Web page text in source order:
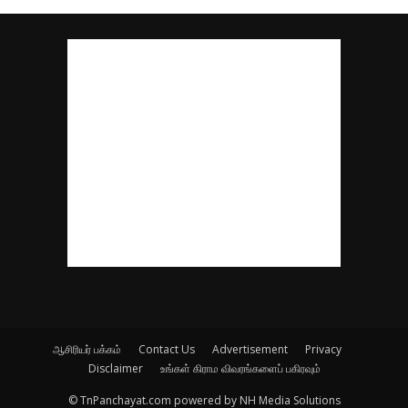
ஆசிரியர் பக்கம் Contact Us Advertisement
Privacy
Disclaimer
உங்கள் கிராம விவரங்களைப் பகிரவும்
© TnPanchayat.com powered by NH Media Solutions